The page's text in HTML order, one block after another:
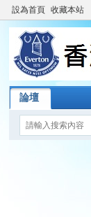
設為首頁 收藏本站
論壇